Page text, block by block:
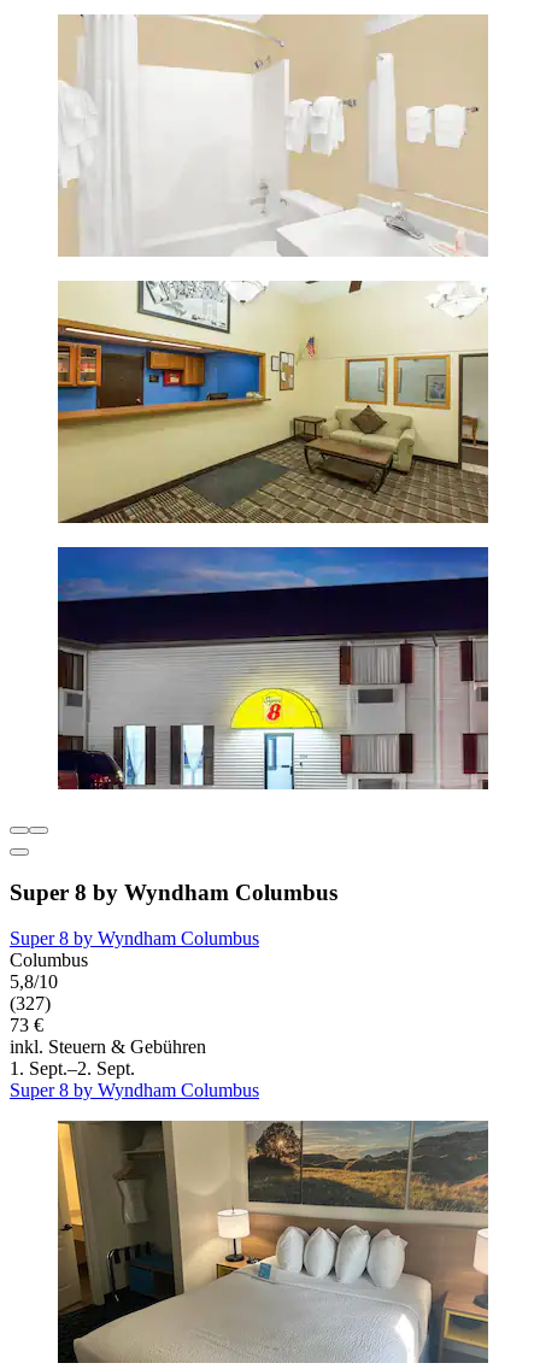
Super 8 by Wyndham Columbus
Super 8 by Wyndham Columbus
Columbus
5,8/10
(327)
73 €
inkl. Steuern & Gebühren
1. Sept.–2. Sept.
Super 8 by Wyndham Columbus